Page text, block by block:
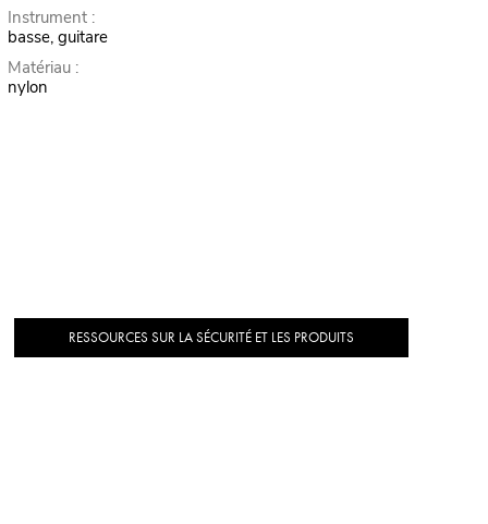
Instrument :
basse, guitare
Matériau :
nylon
RESSOURCES SUR LA SÉCURITÉ ET LES PRODUITS